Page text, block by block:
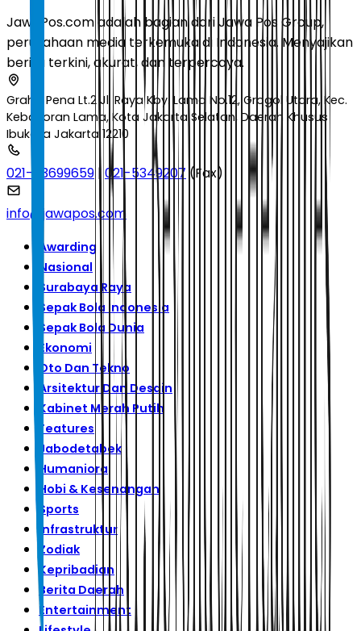
JawaPos.com adalah bagian dari Jawa Pos Group,
perusahaan media terkemuka di Indonesia. Menyajikan
berita terkini, akurat, dan terpercaya.
Graha Pena Lt.2 Jl. Raya Kby. Lama No.12, Grogol Utara, Kec.
Kebayoran Lama, Kota Jakarta Selatan, Daerah Khusus
Ibukota Jakarta 12210
021-53699659 |021-5349207(Fax)
info@jawapos.com
Awarding
Nasional
Surabaya Raya
Sepak Bola Indonesia
Sepak Bola Dunia
Ekonomi
Oto Dan Tekno
Arsitektur Dan Desain
Kabinet Merah Putih
Features
Jabodetabek
Humaniora
Hobi & Kesenangan
Sports
Infrastruktur
Zodiak
Kepribadian
Berita Daerah
Entertainment